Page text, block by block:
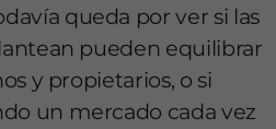
queda por ver si las
pueden equilibrar
y propietarios, o si
un mercado cada vez